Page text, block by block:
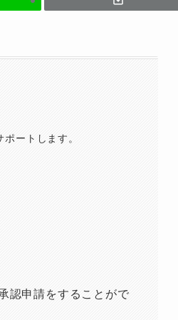
ートします。
認申請をすることがで